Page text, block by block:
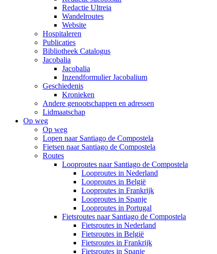
Redactie Ultreia
Wandelroutes
Website
Hospitaleren
Publicaties
Bibliotheek Catalogus
Jacobalia
Jacobalia
Inzendformulier Jacobalium
Geschiedenis
Kronieken
Andere genootschappen en adressen
Lidmaatschap
Op weg
Op weg
Lopen naar Santiago de Compostela
Fietsen naar Santiago de Compostela
Routes
Looproutes naar Santiago de Compostela
Looproutes in Nederland
Looproutes in België
Looproutes in Frankrijk
Looproutes in Spanje
Looproutes in Portugal
Fietsroutes naar Santiago de Compostela
Fietsroutes in Nederland
Fietsroutes in België
Fietsroutes in Frankrijk
Fietsroutes in Spanje